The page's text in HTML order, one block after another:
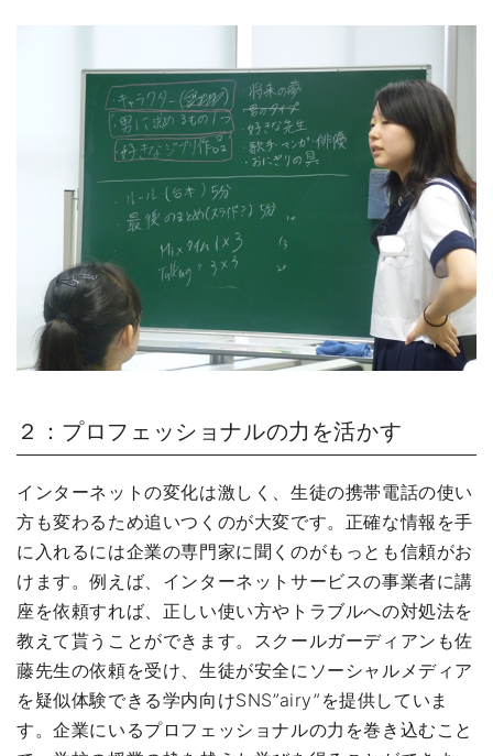
２：プロフェッショナルの力を活かす
インターネットの変化は激しく、生徒の携帯電話の使い
方も変わるため追いつくのが大変です。正確な情報を手
に入れるには企業の専門家に聞くのがもっとも信頼がお
けます。例えば、インターネットサービスの事業者に講
座を依頼すれば、正しい使い方やトラブルへの対処法を
教えて貰うことができます。スクールガーディアンも佐
藤先生の依頼を受け、生徒が安全にソーシャルメディア
を疑似体験できる学内向けSNS”airy”を提供していま
す。企業にいるプロフェッショナルの力を巻き込むこと